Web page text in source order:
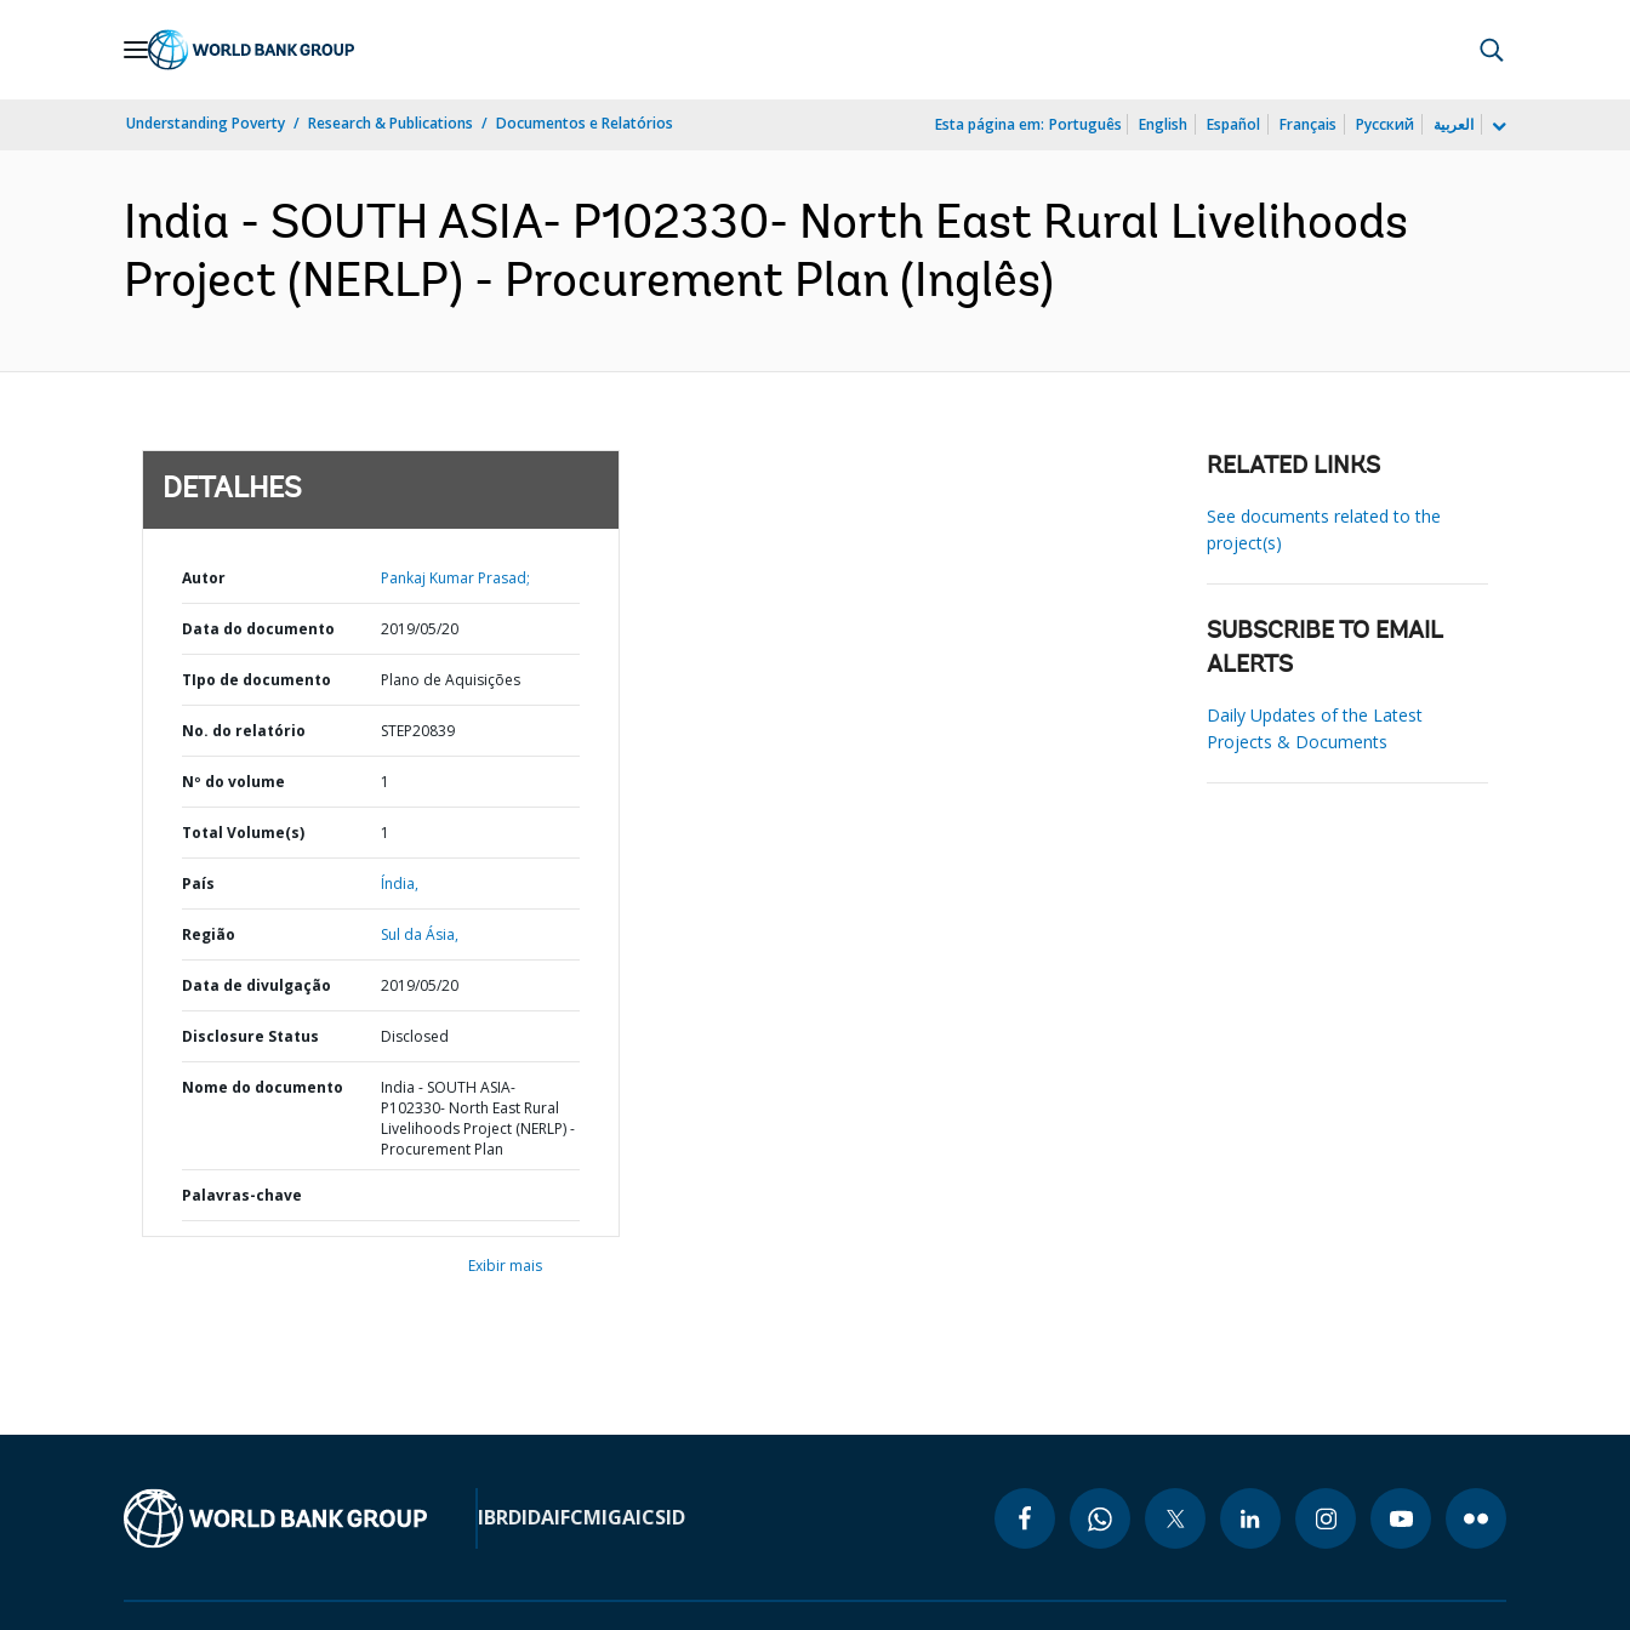
Understanding Poverty Research & Publications Documentos e Relatórios Esta página em: Português English Español Français Русский العربية
India - SOUTH ASIA- P102330- North East Rural Livelihoods
Project (NERLP) - Procurement Plan (Inglês)
DETALHES
Autor Pankaj Kumar Prasad;
Data do documento 2019/05/20
TIpo de documento Plano de Aquisições
No. do relatório STEP20839
Nº do volume 1
Total Volume(s) 1
País Índia,
Região Sul da Ásia,
Data de divulgação 2019/05/20
Disclosure Status Disclosed
Nome do documento
India - SOUTH ASIA-
P102330- North East Rural
Livelihoods Project (NERLP) -
Procurement Plan
Palavras-chave
Exibir mais
RELATED LINKS
See documents related to the
project(s)
SUBSCRIBE TO EMAIL
ALERTS
Daily Updates of the Latest
Projects & Documents
IBRDIDAIFCMIGAICSID